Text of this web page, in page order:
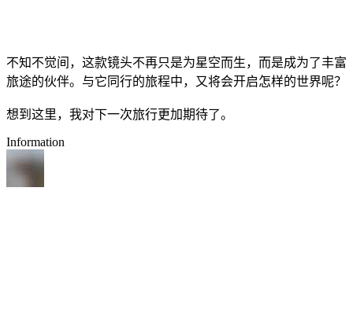
不知不觉间，这款镜头不再只是为星空而生，而是成为了丰富
旅途的伙伴。与它同行的旅程中，又将会开启怎样的世界呢？
想到这里，我对下一次旅行更加期待了。
Information